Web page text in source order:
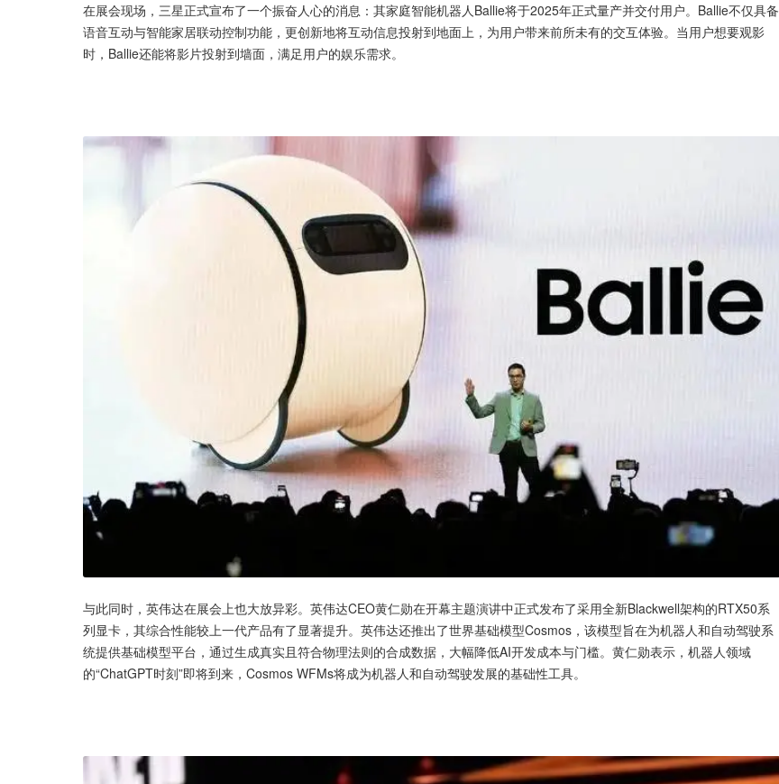
在展会现场，三星正式宣布了一个振奋人心的消息：其家庭智能机器人Ballie将于2025年正式量产并交付用户。Ballie不仅具备
语音互动与智能家居联动控制功能，更创新地将互动信息投射到地面上，为用户带来前所未有的交互体验。当用户想要观影
时，Ballie还能将影片投射到墙面，满足用户的娱乐需求。
与此同时，英伟达在展会上也大放异彩。英伟达CEO黄仁勋在开幕主题演讲中正式发布了采用全新Blackwell架构的RTX50系
列显卡，其综合性能较上一代产品有了显著提升。英伟达还推出了世界基础模型Cosmos，该模型旨在为机器人和自动驾驶系
统提供基础模型平台，通过生成真实且符合物理法则的合成数据，大幅降低AI开发成本与门槛。黄仁勋表示，机器人领域
的“ChatGPT时刻”即将到来，Cosmos WFMs将成为机器人和自动驾驶发展的基础性工具。